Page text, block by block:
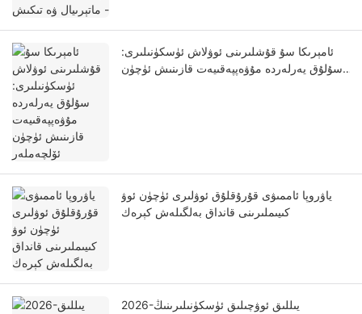
ئامېرىكا سۇ قۇشلىرىنى ئوۋلاش ئۈسكۈنىلىرى:
سۇلۇق يەرلەردە مۇۋەپپەقىيەت قازىنىش ئۈچۈن
ياۋروپا ئاممىۋى قۇرۇقلۇق ئوۋلىرى ئۈچۈن ئوۋ
كىيىملىرىنى قانداق بەلگىلەش كېرەك
2026-يىللىق ئوۋچىلىق ئۈسكۈنىلىرىنىڭ